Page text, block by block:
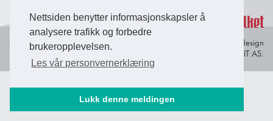
Nettsiden benytter informasjonskapsler å
analysere trafikk og forbedre
brukeropplevelsen.
Les vår personvernerklæring
Lukk denne meldingen
Personvern og
informasjonskapsler
© Copyright 2026 Briefing Fosen.
Webdesign
av Lindbak IT AS.